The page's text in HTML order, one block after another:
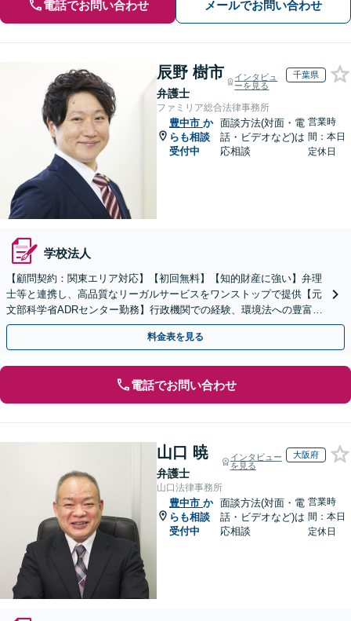
電話でお問い合わせ メールでお問い合わせ
辰野 樹市
弁護士
インタビュ
ーを見る
千葉県
ファミリア総合法律事務所
豊中市 か
らも相談
受付中
面談方法(対面・電
話・ビデオなど)は
応相談
営業時
間：本日
定休日
学校法人
【顧問契約：関東エリア対応】【初回無料】【知的財産に強い】弁理
士等と連携し、高品質なリーガルサービスをワンストップで提供【元
文部科学省ADRセンター勤務】行政機関での経験、環境法への豊富な
知識を活かし、事業者さまの抱える問題を解決へ導きます
料金表を見る
電話でお問い合わせ
山口 暁
弁護士
インタビュー
を見る
大阪府
山口法律事務所
豊中市 か
らも相談
受付中
面談方法(対面・電
話・ビデオなど)は
応相談
営業時
間：本日
定休日